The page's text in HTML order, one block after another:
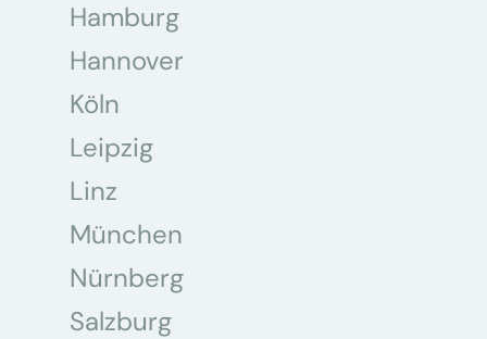
Hamburg
Hannover
Köln
Leipzig
Linz
München
Nürnberg
Salzburg